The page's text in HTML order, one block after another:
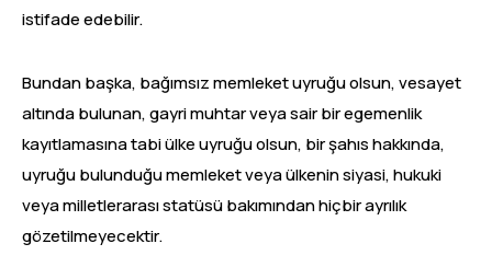
istifade edebilir.
Bundan başka, bağımsız memleket uyruğu olsun, vesayet
altında bulunan, gayri muhtar veya sair bir egemenlik
kayıtlamasına tabi ülke uyruğu olsun, bir şahıs hakkında,
uyruğu bulunduğu memleket veya ülkenin siyasi, hukuki
veya milletlerarası statüsü bakımından hiçbir ayrılık
gözetilmeyecektir.